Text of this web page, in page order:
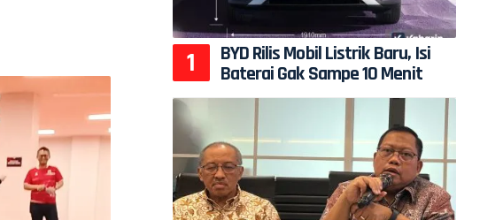
BYD Rilis Mobil Listrik Baru, Isi
Baterai Gak Sampe 10 Menit